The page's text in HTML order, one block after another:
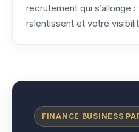
recrutement qui s’allonge
ralentissent et votre
FINANCE BUSINESS